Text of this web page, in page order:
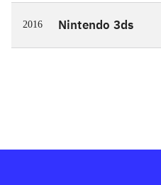
2016 Nintendo 3ds